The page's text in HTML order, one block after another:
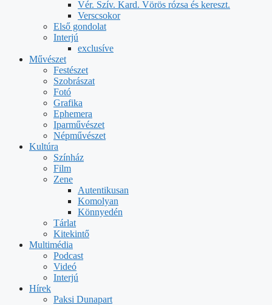
Vér. Szív. Kard. Vörös rózsa és kereszt.
Verscsokor
Első gondolat
Interjú
exclusíve
Művészet
Festészet
Szobrászat
Fotó
Grafika
Ephemera
Iparművészet
Népművészet
Kultúra
Színház
Film
Zene
Autentikusan
Komolyan
Könnyedén
Tárlat
Kitekintő
Multimédia
Podcast
Videó
Interjú
Hírek
Paksi Dunapart